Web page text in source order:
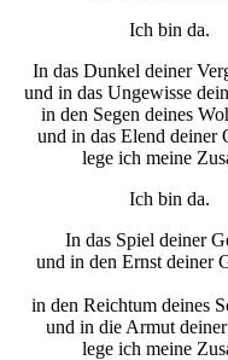
Ich bin da.
In das Dunkel deiner
und in das Ungewisse
in den Segen deines
und in das Elend deiner
lege ich meine
Ich bin da.
In das Spiel deiner
und in den Ernst deiner
in den Reichtum deines
und in die Armut
lege ich meine